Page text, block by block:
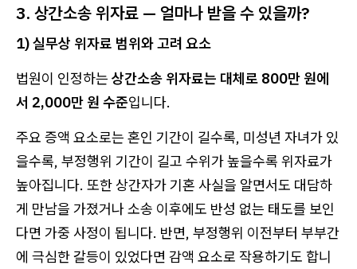
3. 상간소송 위자료 — 얼마나 받을 수 있을까?
1) 실무상 위자료 범위와 고려 요소
법원이 인정하는 상간소송 위자료는 대체로 800만 원에
서 2,000만 원 수준입니다.
주요 증액 요소로는 혼인 기간이 길수록, 미성년 자녀가 있
을수록, 부정행위 기간이 길고 수위가 높을수록 위자료가
높아집니다. 또한 상간자가 기혼 사실을 알면서도 대담하
게 만남을 가졌거나 소송 이후에도 반성 없는 태도를 보인
다면 가중 사정이 됩니다. 반면, 부정행위 이전부터 부부간
에 극심한 갈등이 있었다면 감액 요소로 작용하기도 합니